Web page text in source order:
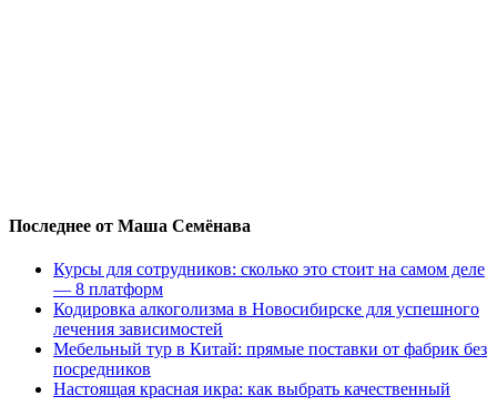
Последнее от Маша Семёнава
Курсы для сотрудников: сколько это стоит на самом деле
— 8 платформ
Кодировка алкоголизма в Новосибирске для успешного
лечения зависимостей
Мебельный тур в Китай: прямые поставки от фабрик без
посредников
Настоящая красная икра: как выбрать качественный